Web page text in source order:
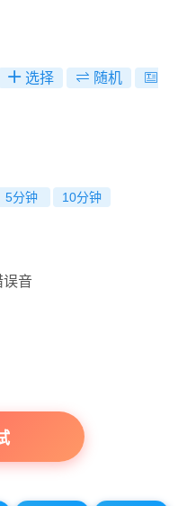
选择 随机
5分钟 10分钟
误音